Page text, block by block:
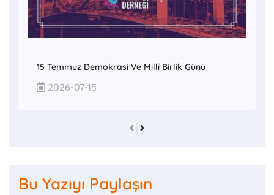
15 Temmuz Demokrasi Ve Millî Birlik Günü
2026-07-15
Bu Yazıyı Paylaşın